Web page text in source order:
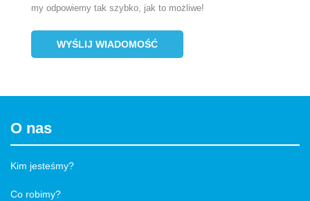
my odpowiemy tak szybko, jak to możliwe!
WYŚLIJ WIADOMOŚĆ
O nas
Kim jesteśmy?
Co robimy?